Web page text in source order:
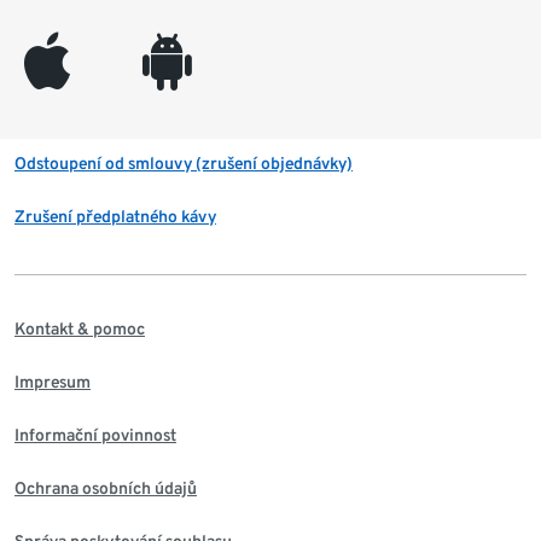
appleinc android
Odstoupení od smlouvy (zrušení objednávky)
Zrušení předplatného kávy
Kontakt & pomoc
Impresum
Informační povinnost
Ochrana osobních údajů